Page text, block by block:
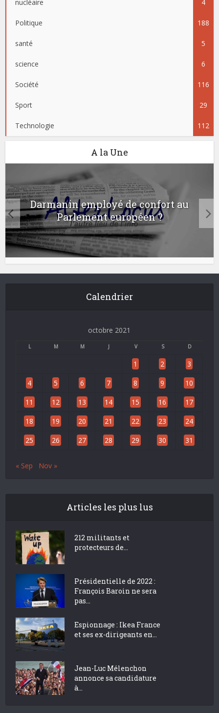
nucléaire 4
Politique 188
santé 5
science 6
Société 116
Sport 29
Technologie 112
A la Une
Darmanin employé de confort au
Parlement européen ?
Calendrier
octobre 2021
L M M J V S D
1 2 3
4 5 6 7 8 9 10
11 12 13 14 15 16 17
18 19 20 21 22 23 24
25 26 27 28 29 30 31
« Sep Nov »
Articles les plus lus
212 militants et
protecteurs de...
Présidentielle de 2022 :
François Baroin ne sera
pas...
Espionnage : Ikea France
et ses ex-dirigeants en...
Jean-Luc Mélenchon
annonce sa candidature
à...